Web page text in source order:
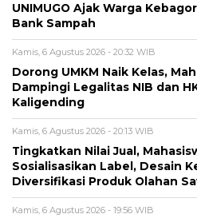
UNIMUGO Ajak Warga
Bank Sampah
Kamis, 6 Agustus 2026 - 20:32 WIB
Dorong UMKM Naik Kelas,
Dampingi Legalitas NIB dan
Kaligending
Kamis, 6 Agustus 2026 - 20:13 WIB
Tingkatkan Nilai Jual,
Sosialisasikan Label, Desain
Diversifikasi Produk Olahan
Kamis, 6 Agustus 2026 - 19:56 WIB